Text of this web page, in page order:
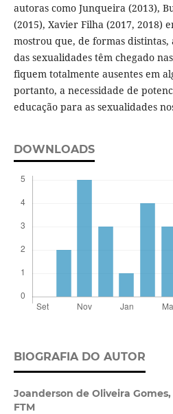
autoras como Junqueira (2013),
(2015), Xavier Filha (2017, 2018)
mostrou que, de formas distintas,
das sexualidades têm chegado
fiquem totalmente ausentes em
portanto, a necessidade de
educação para as sexualidades
DOWNLOADS
BIOGRAFIA DO AUTOR
Joanderson de Oliveira Gomes,
FTM